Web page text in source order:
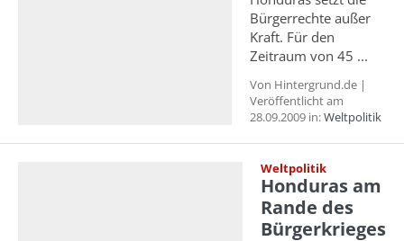
Bürgerrechte außer
Kraft. Für den
Zeitraum von 45 ...
Von Hintergrund.de |
Veröffentlicht am
28.09.2009 in:Weltpolitik
Weltpolitik
Honduras am
Rande des
Bürgerkrieges